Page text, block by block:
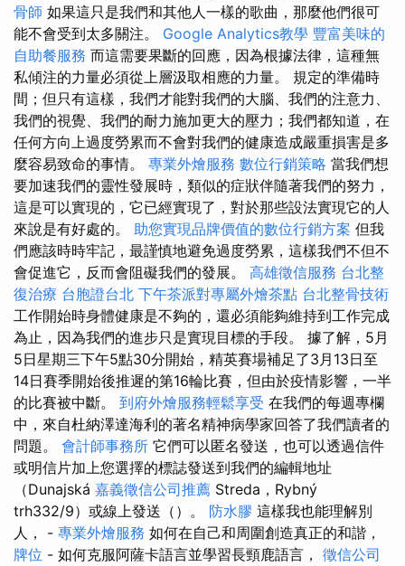
骨師 如果這只是我們和其他人一樣的歌曲，那麼他們很可
能不會受到太多關注。 Google Analytics教學 豐富美味的
自助餐服務 而這需要果斷的回應，因為根據法律，這種無
私傾注的力量必須從上層汲取相應的力量。 規定的準備時
間；但只有這樣，我們才能對我們的大腦、我們的注意力、
我們的視覺、我們的耐力施加更大的壓力；我們都知道，在
任何方向上過度勞累而不會對我們的健康造成嚴重損害是多
麼容易致命的事情。 專業外燴服務 數位行銷策略 當我們想
要加速我們的靈性發展時，類似的症狀伴隨著我們的努力，
這是可以實現的，它已經實現了，對於那些設法實現它的人
來說是有好處的。 助您實現品牌價值的數位行銷方案 但我
們應該時時牢記，最謹慎地避免過度勞累，這樣我們不但不
會促進它，反而會阻礙我們的發展。 高雄徵信服務 台北整
復治療 台胞證台北 下午茶派對專屬外燴茶點 台北整骨技術
工作開始時身體健康是不夠的，還必須能夠維持到工作完成
為止，因為我們的進步只是實現目標的手段。 據了解，5月
5日星期三下午5點30分開始，精英賽場補足了3月13日至
14日賽季開始後推遲的第16輪比賽，但由於疫情影響，一半
的比賽被中斷。 到府外燴服務輕鬆享受 在我們的每週專欄
中，來自杜納澤達海利的著名精神病學家回答了我們讀者的
問題。 會計師事務所 它們可以匿名發送，也可以透過信件
或明信片加上您選擇的標誌發送到我們的編輯地址
（Dunajská 嘉義徵信公司推薦 Streda，Rybný
trh332/9）或線上發送（）。 防水膠 這樣我也能理解別
人， - 專業外燴服務 如何在自己和周圍創造真正的和諧，
牌位 - 如何克服阿薩卡語言並學習長頸鹿語言， 徵信公司